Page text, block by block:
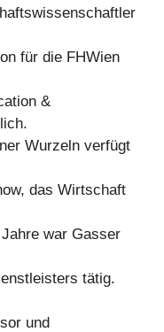
für die FHWien
&
Wurzeln verfügt
das Wirtschaft
war Gasser
tätig.
und